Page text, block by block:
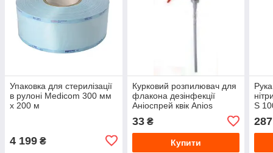
Упаковка для стерилізації
в рулоні Medicom 300 мм
х 200 м
4 199 ₴
Курковий розпилювач для
флакона дезінфекції
Аніоспрей квік Anios
33₴
Купити
S
287